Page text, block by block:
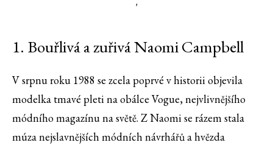
'
1. Bouřlivá a zuřivá Naomi Campbell
V srpnu roku 1988 se zcela poprvé v historii objevila
modelka tmavé pleti na obálce Vogue, nejvlivnějšího
módního magazínu na světě. Z Naomi se rázem stala
múza nejslavnějších módních návrhářů a hvězda